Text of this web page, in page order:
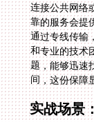
连接公共网络
靠的服务会提
通过专线传输
和专业的技术
题，能够迅
间，这份保障
实战场景